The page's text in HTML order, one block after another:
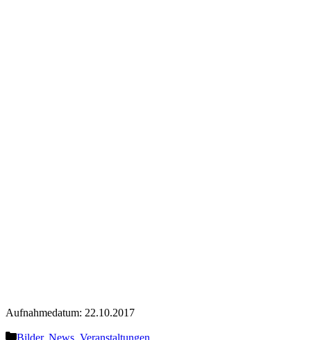
Aufnahmedatum: 22.10.2017
Kategorien
Bilder, News Veranstaltungen